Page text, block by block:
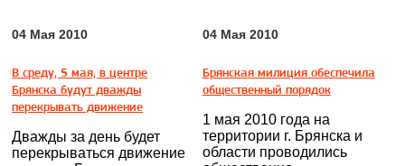
04 Мая 2010
В среду, 5 мая, в центре
Брянска будут дважды
перекрывать движение
Дважды за день будет
перекрываться движение
04 Мая 2010
Брянская милиция обеспечила
общественный порядок
1 мая 2010 года на
территории г. Брянска и
области проводились